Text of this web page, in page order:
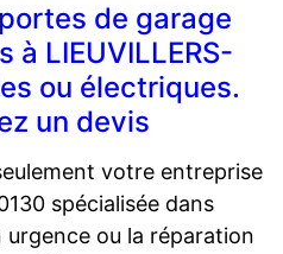
de garage
à LIEUVILLERS-
ou électriques.
un devis
votre entreprise
spécialisée dans
ou la réparation